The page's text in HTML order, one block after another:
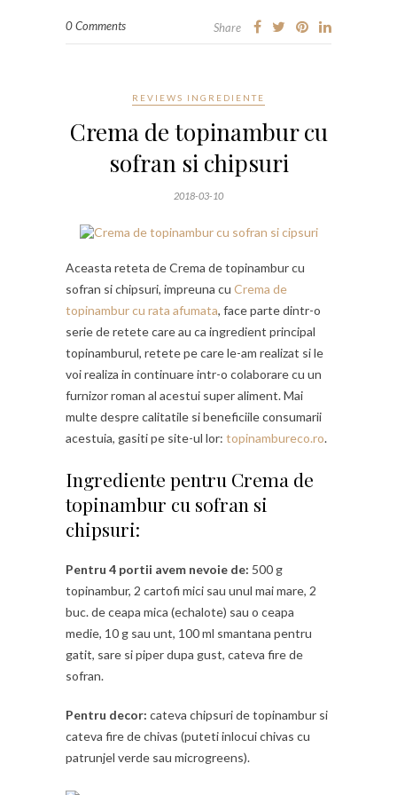
0 Comments Share
REVIEWS INGREDIENTE
Crema de topinambur cu
sofran si chipsuri
2018-03-10
Aceasta reteta de Crema de topinambur cu
sofran si chipsuri, impreuna cu Crema de
topinambur cu rata afumata, face parte dintr-o
serie de retete care au ca ingredient principal
topinamburul, retete pe care le-am realizat si le
voi realiza in continuare intr-o colaborare cu un
furnizor roman al acestui super aliment. Mai
multe despre calitatile si beneficiile consumarii
acestuia, gasiti pe site-ul lor: topinambureco.ro.
Ingrediente pentru Crema de
topinambur cu sofran si
chipsuri:
Pentru 4 portii avem nevoie de: 500 g
topinambur, 2 cartofi mici sau unul mai mare, 2
buc. de ceapa mica (echalote) sau o ceapa
medie, 10 g sau unt, 100 ml smantana pentru
gatit, sare si piper dupa gust, cateva fire de
sofran.
Pentru decor: cateva chipsuri de topinambur si
cateva fire de chivas (puteti inlocui chivas cu
patrunjel verde sau microgreens).